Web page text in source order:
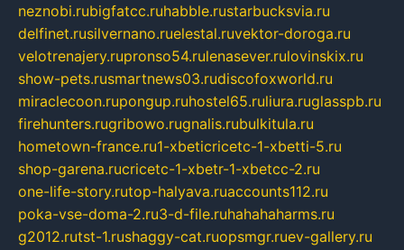
neznobi.rubigfatcc.ruhabble.rustarbucksvia.ru
delfinet.rusilvernano.ruelestal.ruvektor-doroga.ru
velotrenajery.rupronso54.rulenasever.rulovinskix.ru
show-pets.rusmartnews03.rudiscofoxworld.ru
miraclecoon.rupongup.ruhostel65.ruliura.ruglasspb.ru
firehunters.rugribowo.rugnalis.rubulkitula.ru
hometown-france.ru1-xbeticricetc-1-xbetti-5.ru
shop-garena.rucricetc-1-xbetr-1-xbetcc-2.ru
one-life-story.rutop-halyava.ruaccounts112.ru
poka-vse-doma-2.ru3-d-file.ruhahahaharms.ru
g2012.rutst-1.rushaggy-cat.ruopsmgr.ruev-gallery.ru